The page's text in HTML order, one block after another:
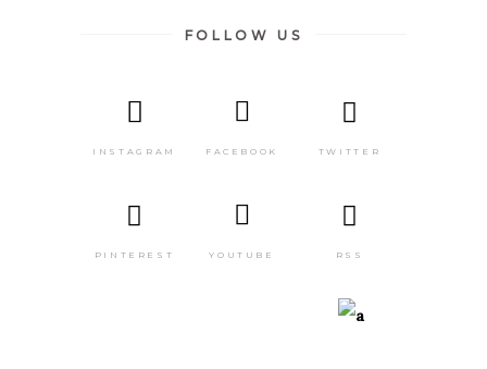
FOLLOW US
INSTAGRAM FACEBOOK TWITTER
PINTEREST YOUTUBE RSS